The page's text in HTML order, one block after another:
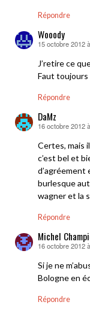
Répondre
Wooody
dit :
15 octobre 2012
J’retire ce
Faut toujours
Répondre
DaMz
dit :
16 octobre 2012
Certes, mais
c’est bel et
d’agréement
burlesque
wagner et la
Répondre
Michel
dit :
16 octobre 2012
Si je ne
Bologne en
Répondre